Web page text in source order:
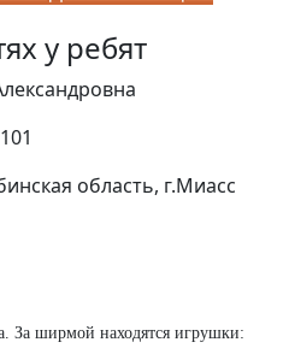
у ребят
область, г.Миасс
За ширмой находятся игрушки: